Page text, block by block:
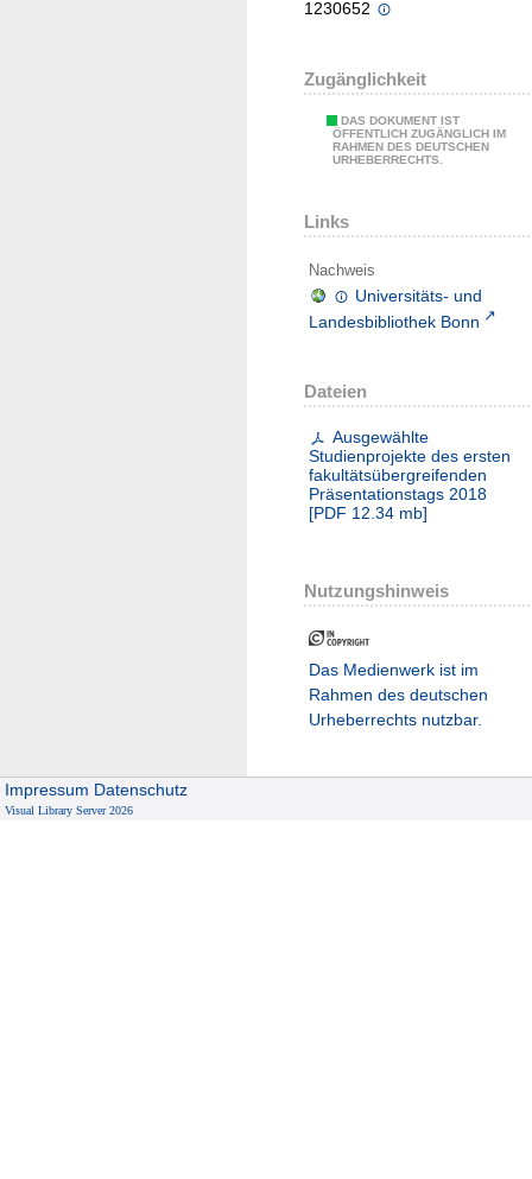
1230652
Zugänglichkeit
DAS DOKUMENT IST
ÖFFENTLICH ZUGÄNGLICH IM
RAHMEN DES DEUTSCHEN
URHEBERRECHTS.
Links
Nachweis
Universitäts- und
Landesbibliothek Bonn
Dateien
Ausgewählte
Studienprojekte des ersten
fakultätsübergreifenden
Präsentationstags 2018
[PDF 12.34 mb]
Nutzungshinweis
Das Medienwerk ist im
Rahmen des deutschen
Urheberrechts nutzbar.
Impressum Datenschutz
Visual Library Server 2026